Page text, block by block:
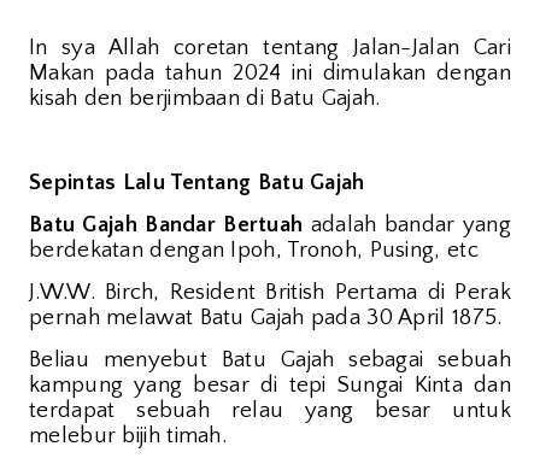
In sya Allah coretan tentang Jalan-Jalan Cari
Makan pada tahun 2024 ini dimulakan dengan
kisah den berjimbaan di Batu Gajah.
Sepintas Lalu Tentang Batu Gajah
Batu Gajah Bandar Bertuah adalah bandar yang
berdekatan dengan Ipoh, Tronoh, Pusing, etc
J.W.W. Birch, Resident British Pertama di Perak
pernah melawat Batu Gajah pada 30 April 1875.
Beliau menyebut Batu Gajah sebagai sebuah
kampung yang besar di tepi Sungai Kinta dan
terdapat sebuah relau yang besar untuk
melebur bijih timah.